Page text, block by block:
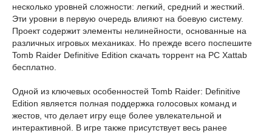
несколько уровней сложности: легкий, средний и жесткий.
Эти уровни в первую очередь влияют на боевую систему.
Проект содержит элементы нелинейности, основанные на
различных игровых механиках. Но прежде всего поспешите
Tomb Raider Definitive Edition скачать торрент на PC Xattab
бесплатно.
Одной из ключевых особенностей Tomb Raider: Definitive
Edition является полная поддержка голосовых команд и
жестов, что делает игру еще более увлекательной и
интерактивной. В игре также присутствует весь ранее